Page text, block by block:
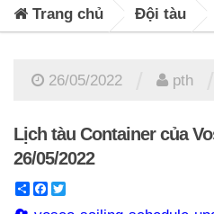
Trang chủ Đội tàu
26/05/2022 pth
Lịch tàu Container của
26/05/2022
ShareFacebook